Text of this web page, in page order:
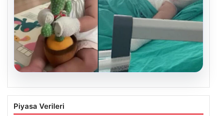
05.08.2026
Mersin’de Domates Konservesi
Patlaması: 9 Aylık Bebeğin Yaşam
Piyasa Verileri